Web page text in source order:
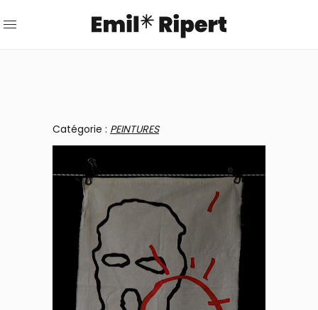
Catégorie : PEINTURES